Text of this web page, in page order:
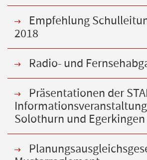
Empfehlung
2018
Radio- und
Präsentationen der
Solothurn und Egerkingen